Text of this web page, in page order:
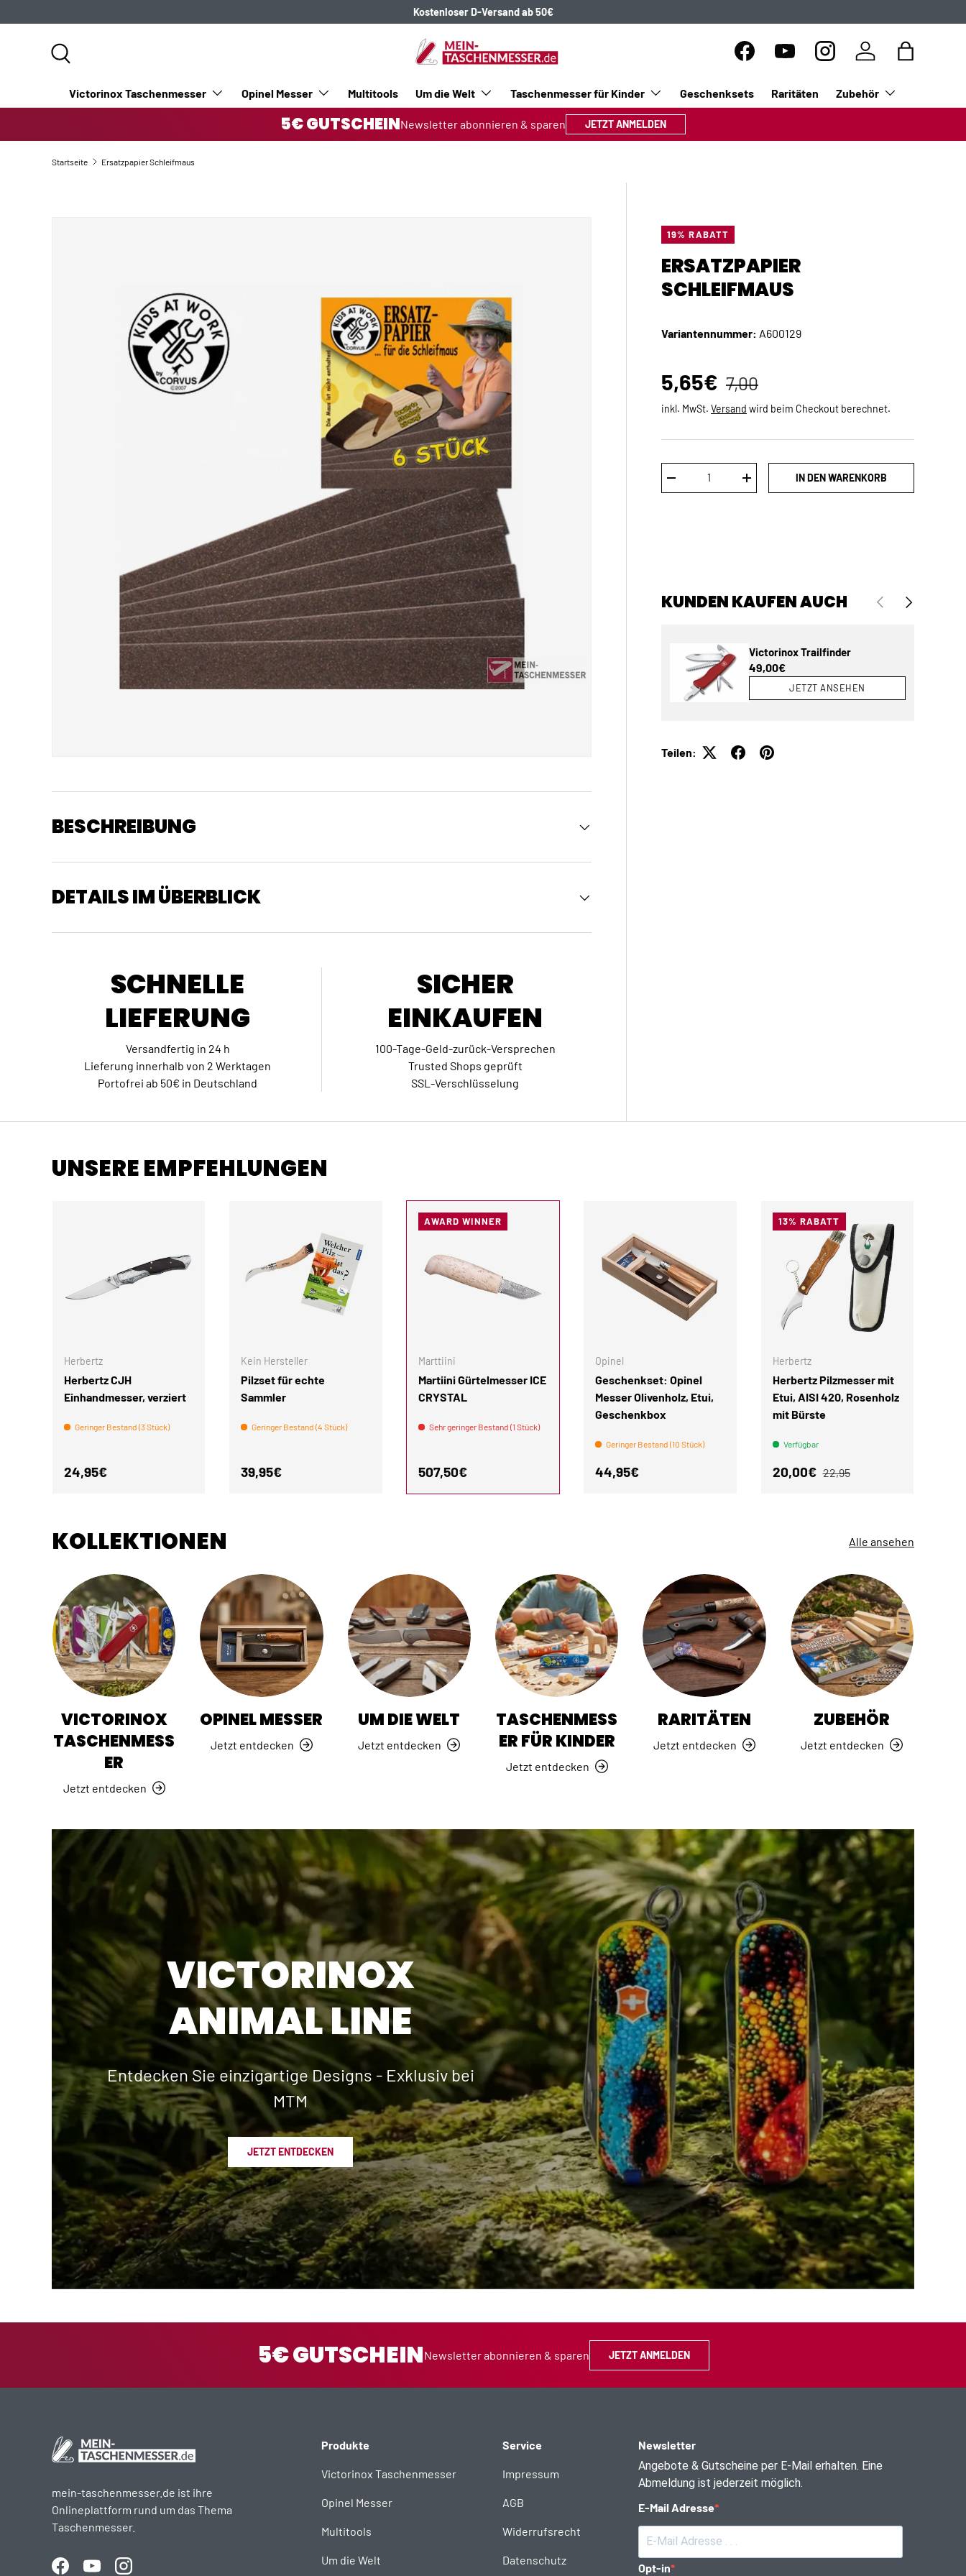
DIREKT ZUM INHALT
Kostenloser D-Versand ab 50€
FacebookYouTubeInstagramEinloggen
Victorinox Taschenmesser Opinel Messer Multitools Um die Welt Taschenmesser für Kinder Geschenksets Raritäten Zubehör
5€ GUTSCHEINNewsletter abonnieren & sparen JETZT ANMELDEN
Startseite Ersatzpapier Schleifmaus
19% RABATT
ERSATZPAPIER
SCHLEIFMAUS
Variantennummer: A600129
Verkaufspreis
5,65€ Normaler Preis
7,00
inkl. MwSt. Versand wird beim Checkout berechnet.
MENGE VERRINGERNMENGE ERHÖHENIN DEN WARENKORB
KUNDEN KAUFEN AUCH VORHERIGENÄCHSTE
Victorinox Trailfinder
Normaler Preis
49,00€
JETZT ANSEHEN
Teilen:
BESCHREIBUNG
DETAILS IM ÜBERBLICK
SCHNELLE
LIEFERUNG
Versandfertig in 24 h
Lieferung innerhalb von 2 Werktagen
Portofrei ab 50€ in Deutschland
SICHER
EINKAUFEN
100-Tage-Geld-zurück-Versprechen
Trusted Shops geprüft
SSL-Verschlüsselung
UNSERE EMPFEHLUNGEN
Herbertz
Herbertz CJH
Einhandmesser, verziert
Geringer Bestand (3 Stück)
Normaler Preis
24,95€
Kein Hersteller
Pilzset für echte
Sammler
Geringer Bestand (4 Stück)
Normaler Preis
39,95€
AWARD WINNER
Marttiini
Martiini Gürtelmesser ICE
CRYSTAL
Sehr geringer Bestand (1 Stück)
Normaler Preis
507,50€
Opinel
Geschenkset: Opinel
Messer Olivenholz, Etui,
Geschenkbox
Geringer Bestand (10 Stück)
Normaler Preis
44,95€
IN DEN WARENKORB
13% RABATT
Herbertz
Herbertz Pilzmesser mit
Etui, AISI 420, Rosenholz
mit Bürste
Verfügbar
Verkaufspreis
20,00€ Normaler Preis
22,95
IN DEN WARENKORB
KOLLEKTIONEN Alle ansehen
VICTORINOX
TASCHENMESS
ER
Jetzt entdecken
OPINEL MESSER
Jetzt entdecken
UM DIE WELT
Jetzt entdecken
TASCHENMESS
ER FÜR KINDER
Jetzt entdecken
RARITÄTEN
Jetzt entdecken
ZUBEHÖR
Jetzt entdecken
VICTORINOX
ANIMAL LINE
Entdecken Sie einzigartige Designs - Exklusiv bei
MTM
JETZT ENTDECKEN
5€ GUTSCHEINNewsletter abonnieren & sparen JETZT ANMELDEN
mein-taschenmesser.de ist ihre
Onlineplattform rund um das Thema
Taschenmesser.
FacebookYouTubeInstagram
Produkte
Victorinox Taschenmesser
Opinel Messer
Multitools
Um die Welt
Service
Impressum
AGB
Widerrufsrecht
Datenschutz
Newsletter
Angebote & Gutscheine per E-Mail erhalten. Eine
Abmeldung ist jederzeit möglich.
E-Mail Adresse
Opt-in